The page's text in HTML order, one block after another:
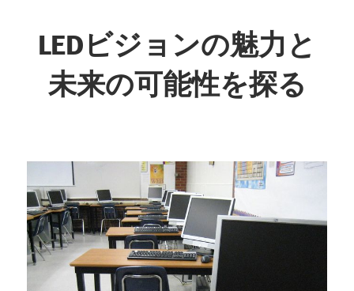
ッ
プ
LEDビジョンの魅力と
未来の可能性を探る
を
映
し
出
す、